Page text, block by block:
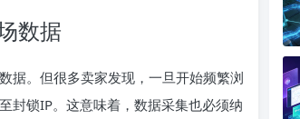
数据
据。但很多卖家发现，一旦开始频繁浏
封锁IP。这意味着，数据采集也必须纳